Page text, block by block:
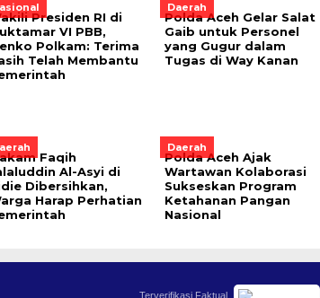
Presiden RI di
VI PBB,
Polkam: Terima
Telah Membantu
Daerah
Polda Aceh Gelar Salat
Gaib untuk Personel
yang Gugur dalam
Tugas di Way Kanan
Faqih
Al-Asyi di
Dibersihkan,
Harap Perhatian
Daerah
Polda Aceh Ajak
Wartawan Kolaborasi
Sukseskan Program
Ketahanan Pangan
Nasional
Terverifikasi Faktual